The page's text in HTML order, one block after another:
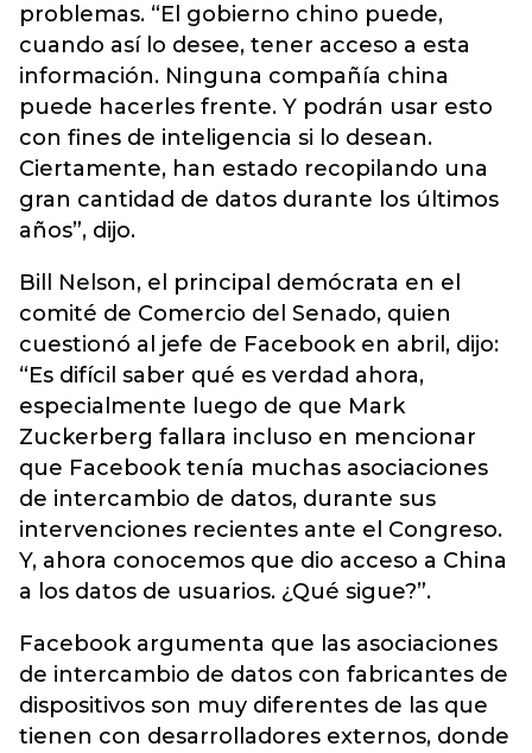
problemas. “El gobierno chino puede,
cuando así lo desee, tener acceso a esta
información. Ninguna compañía china
puede hacerles frente. Y podrán usar esto
con fines de inteligencia si lo desean.
Ciertamente, han estado recopilando una
gran cantidad de datos durante los últimos
años”, dijo.
Bill Nelson, el principal demócrata en el
comité de Comercio del Senado, quien
cuestionó al jefe de Facebook en abril, dijo:
“Es difícil saber qué es verdad ahora,
especialmente luego de que Mark
Zuckerberg fallara incluso en mencionar
que Facebook tenía muchas asociaciones
de intercambio de datos, durante sus
intervenciones recientes ante el Congreso.
Y, ahora conocemos que dio acceso a China
a los datos de usuarios. ¿Qué sigue?”.
Facebook argumenta que las asociaciones
de intercambio de datos con fabricantes de
dispositivos son muy diferentes de las que
tienen con desarrolladores externos, donde